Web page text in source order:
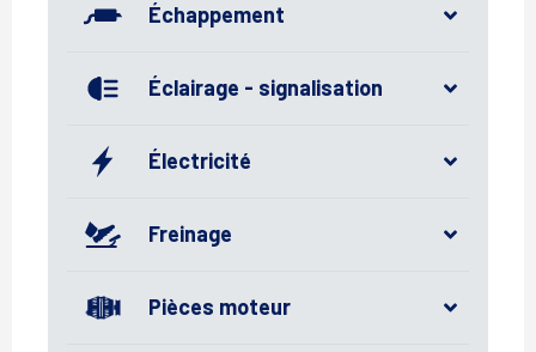
Échappement
Éclairage - signalisation
Électricité
Freinage
Pièces moteur